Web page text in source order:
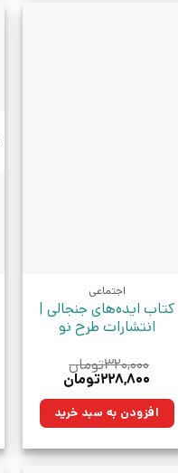
اجتماعی
کتاب ایده‌های جنجالی |
انتشارات طرح نو
۳۲۰,۰۰۰تومان
قیمت
۳۲۰,۰۰۰تومان
بود.
۲۲۸,۸۰۰تومانقیمت
۲۲۸,۸۰۰تومان.افزودن به سبد خرید